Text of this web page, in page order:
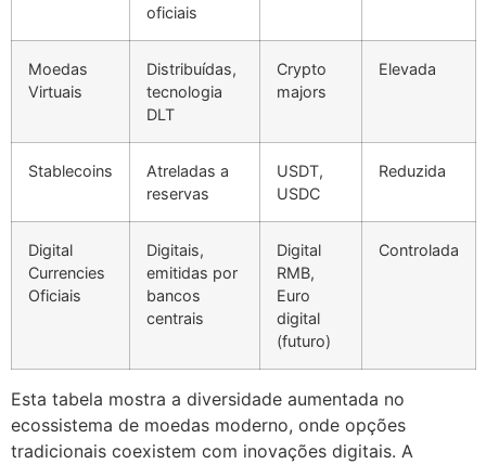
oficiais
Moedas
Virtuais
Distribuídas,
tecnologia
DLT
Crypto
majors
Elevada
Stablecoins
Atreladas a
reservas
USDT,
USDC
Reduzida
Digital
Currencies
Oficiais
Digitais,
emitidas por
bancos
centrais
Digital
RMB,
Euro
digital
(futuro)
Controlada
Esta tabela mostra a diversidade aumentada no
ecossistema de moedas moderno, onde opções
tradicionais coexistem com inovações digitais. A